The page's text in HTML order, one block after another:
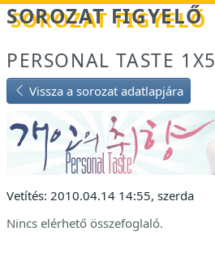
Betöltés...
SOROZAT FIGYELŐ
PERSONAL TASTE 1X5
Vissza a sorozat adatlapjára
Vetítés: 2010.04.14 14:55, szerda
Nincs elérhető összefoglaló.